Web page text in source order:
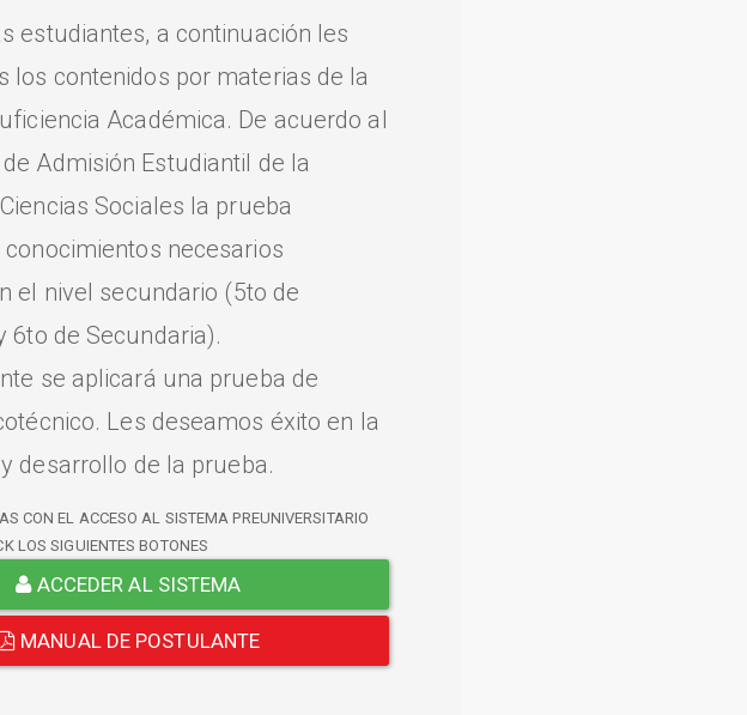
estudiantes, a continuación les
los contenidos por materias de la
Académica. De acuerdo al
Admisión Estudiantil de la
Sociales la prueba
necesarios
el nivel secundario (5to de
6to de Secundaria).
se aplicará una prueba de
Les deseamos éxito en la
desarrollo de la prueba.
CON EL ACCESO AL SISTEMA PREUNIVERSITARIO
LOS SIGUIENTES BOTONES
ACCEDER AL SISTEMA
MANUAL DE POSTULANTE